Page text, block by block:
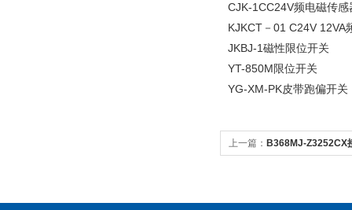
CJK-1CC24V频电磁传感
KJKCT－01 C24V 12VA
JKBJ-1磁性限位开关
YT-850M限位开关
YG-XM-PK皮带跑偏开关
上一篇： B368MJ-Z3252CX